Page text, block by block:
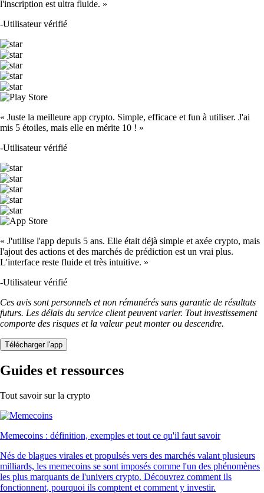
l'inscription est ultra fluide. »
-Utilisateur vérifié
« Juste la meilleure app crypto. Simple, efficace et fun à utiliser. J'ai
mis 5 étoiles, mais elle en mérite 10 ! »
-Utilisateur vérifié
« J'utilise l'app depuis 5 ans. Elle était déjà simple et axée crypto, mais
l'ajout des actions et des marchés de prédiction est un vrai plus.
L'interface reste fluide et très intuitive. »
-Utilisateur vérifié
Ces avis sont personnels et non rémunérés sans garantie de résultats
futurs. Les délais du service client peuvent varier. Tout investissement
comporte des risques et la valeur peut monter ou descendre.
Télécharger l'app
Guides et ressources
Tout savoir sur la crypto
Memecoins : définition, exemples et tout ce qu'il faut savoir
Nés de blagues virales et propulsés vers des marchés valant plusieurs
milliards, les memecoins se sont imposés comme l'un des phénomènes
les plus marquants de l'univers crypto. Découvrez comment ils
fonctionnent, pourquoi ils comptent et comment y investir.